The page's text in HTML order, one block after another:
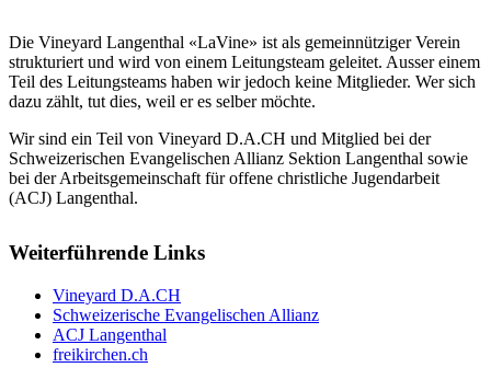
Die Vineyard Langenthal «LaVine» ist als gemeinnütziger Verein
strukturiert und wird von einem Leitungsteam geleitet. Ausser einem
Teil des Leitungsteams haben wir jedoch keine Mitglieder. Wer sich
dazu zählt, tut dies, weil er es selber möchte.
Wir sind ein Teil von Vineyard D.A.CH und Mitglied bei der
Schweizerischen Evangelischen Allianz Sektion Langenthal sowie
bei der Arbeitsgemeinschaft für offene christliche Jugendarbeit
(ACJ) Langenthal.
Weiterführende Links
Vineyard D.A.CH
Schweizerische Evangelischen Allianz
ACJ Langenthal
freikirchen.ch